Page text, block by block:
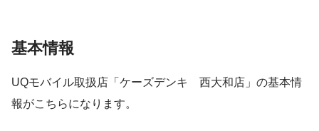
基本情報
UQモバイル取扱店「ケーズデンキ 西大和店」の基本情
報がこちらになります。